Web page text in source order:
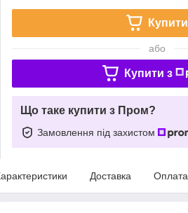
Купити
або
Купити з
Що таке купити з Пром?
Замовлення під захистом
Доставка Оплата